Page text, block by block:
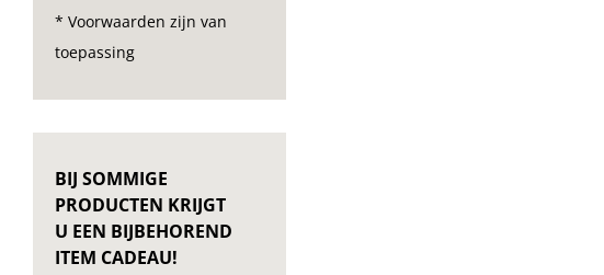
* Voorwaarden zijn van
toepassing
BIJ SOMMIGE
PRODUCTEN KRIJGT
U EEN BIJBEHOREND
ITEM CADEAU!